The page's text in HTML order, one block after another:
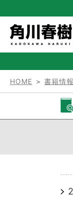
HOME ＞書籍情報